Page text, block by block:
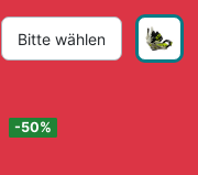
Bitte wählen
-50%